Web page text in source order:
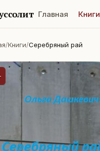
Главная Книги
/Книги/Серебряный рай